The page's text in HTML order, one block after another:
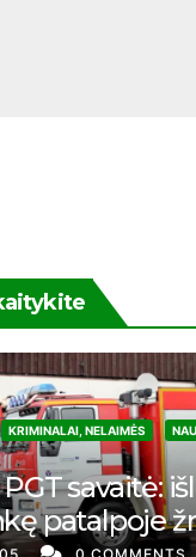
KRIMINALAI, NELAIMĖS
savaitė:
patalpoje